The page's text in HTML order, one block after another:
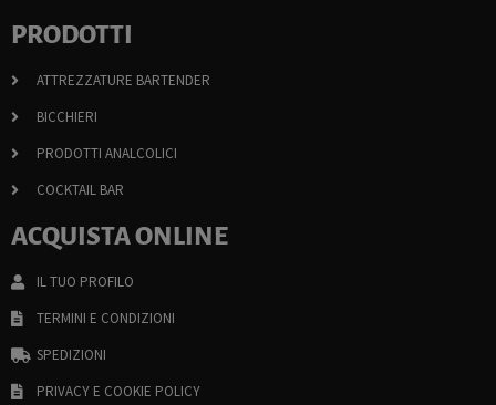
PRODOTTI
ATTREZZATURE BARTENDER
BICCHIERI
PRODOTTI ANALCOLICI
COCKTAIL BAR
ACQUISTA ONLINE
IL TUO PROFILO
TERMINI E CONDIZIONI
SPEDIZIONI
PRIVACY E COOKIE POLICY